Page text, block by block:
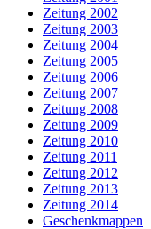
Zeitung 2002
Zeitung 2003
Zeitung 2004
Zeitung 2005
Zeitung 2006
Zeitung 2007
Zeitung 2008
Zeitung 2009
Zeitung 2010
Zeitung 2011
Zeitung 2012
Zeitung 2013
Zeitung 2014
Geschenkmappen